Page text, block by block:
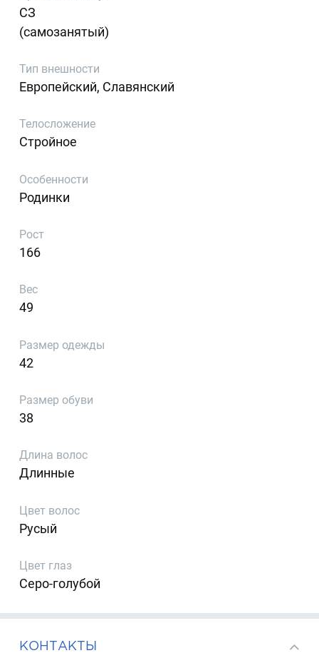
СЗ
(самозанятый)
Тип внешности
Европейский, Славянский
Телосложение
Стройное
Особенности
Родинки
Рост
166
Вес
49
Размер одежды
42
Размер обуви
38
Длина волос
Длинные
Цвет волос
Русый
Цвет глаз
Серо-голубой
КОНТАКТЫ